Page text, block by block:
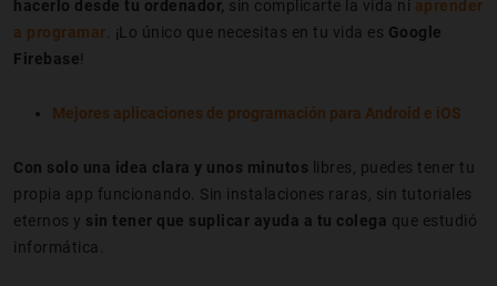
hacerlo desde tu ordenador, sin complicarte la vida ni aprender
a programar . ¡Lo único que necesitas en tu vida es Google
Firebase!
Mejores aplicaciones de programación para Android e iOS
Con solo una idea clara y unos minutos libres, puedes tener tu
propia app funcionando. Sin instalaciones raras, sin tutoriales
eternos y sin tener que suplicar ayuda a tu colega que estudió
informática.